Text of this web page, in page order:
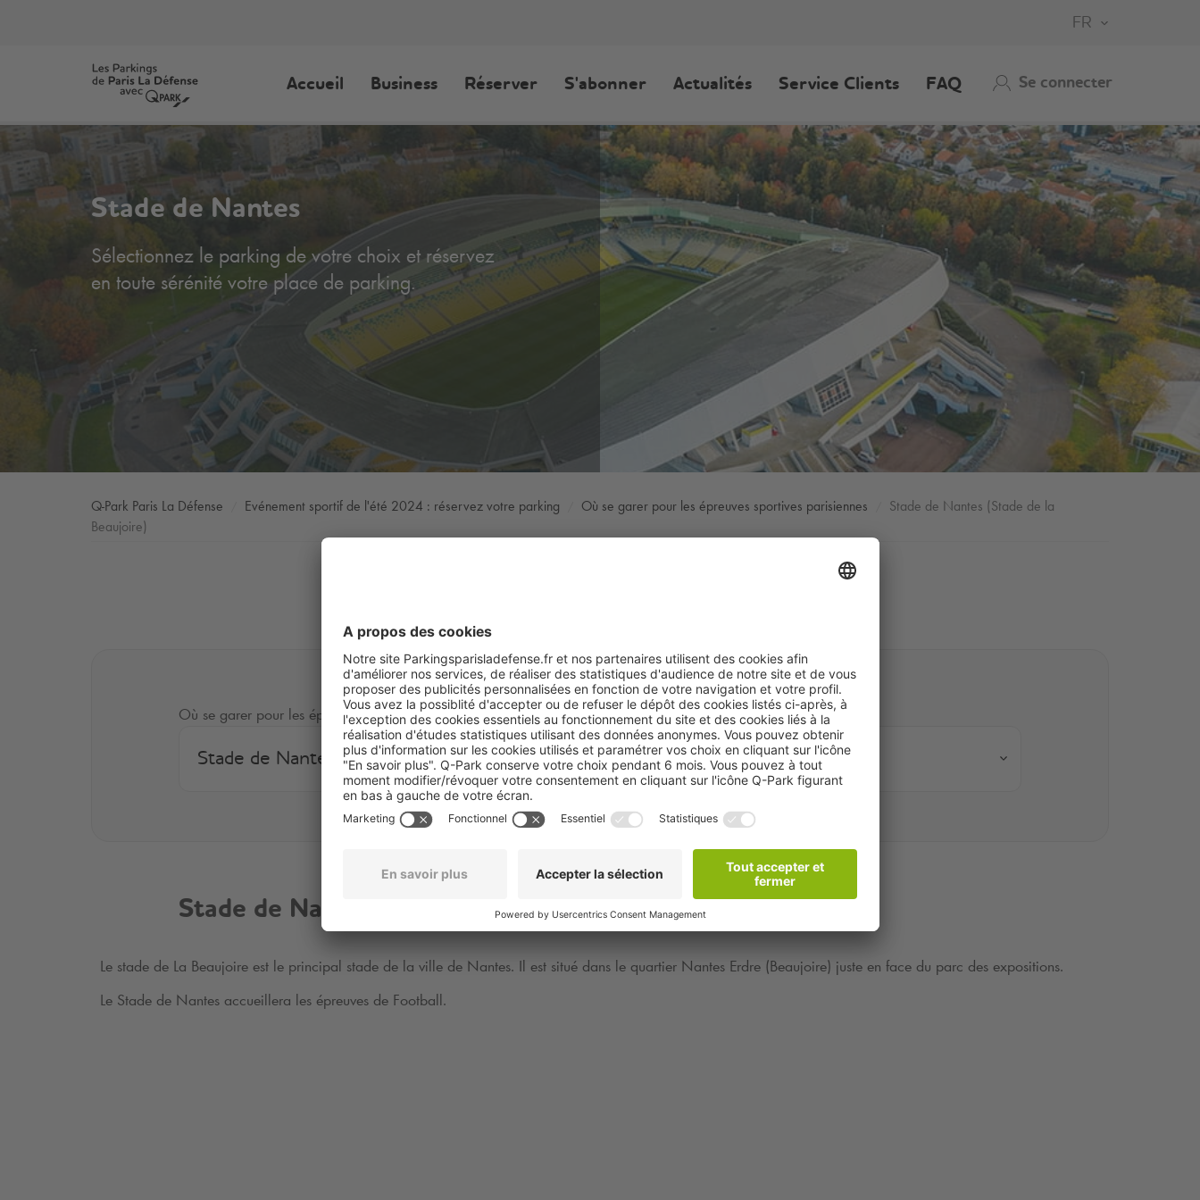
FR
Accueil Business Réserver S'abonner Actualités Service Clients FAQ Se connecter
Stade de Nantes
Sélectionnez le parking de votre choix et réservez
en toute sérénité votre place de parking.
Q-Park Paris La Défense Evénement sportif de l'été 2024 : réservez votre parking Où se garer pour les épreuves sportives parisiennes
Stade de Nantes (Stade de la
Beaujoire)
Où se garer pour les épreuves ?
Stade de Nantes
Stade de Nantes
Le stade de La Beaujoire est le principal stade de la ville de Nantes. Il est situé dans le quartier Nantes Erdre (Beaujoire) juste en face du parc des expositions.
Le Stade de Nantes accueillera les épreuves de Football.